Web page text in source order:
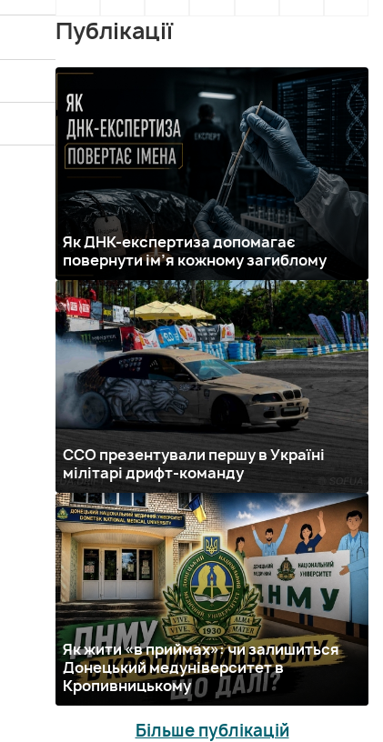
Публікації
Як ДНК-експертиза допомагає
повернути ім’я кожному загиблому
ССО презентували першу в Україні
мілітарі дрифт-команду
Як жити «в приймах»: чи залишиться
Донецький медуніверситет в
Кропивницькому
Більше публікацій